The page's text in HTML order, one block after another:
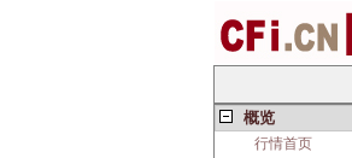
概览
行情首页